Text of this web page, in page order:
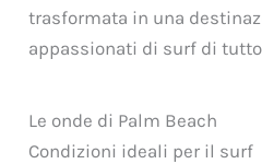
trasformata in una
appassionati di surf di
Le onde di Palm Beach
Condizioni ideali per il surf